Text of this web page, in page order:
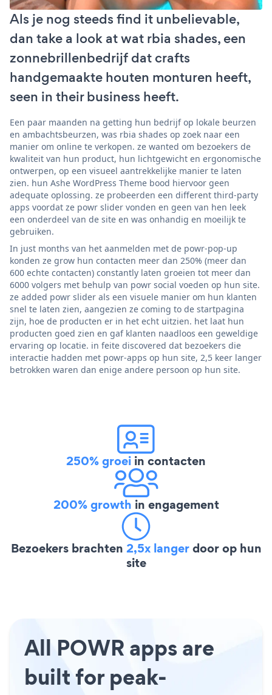
Als je nog steeds find it unbelievable,
dan take a look at wat rbia shades, een
zonnebrillenbedrijf dat crafts
handgemaakte houten monturen heeft,
seen in their business heeft.
Een paar maanden na getting hun bedrijf op lokale beurzen
en ambachtsbeurzen, was rbia shades op zoek naar een
manier om online te verkopen. ze wanted om bezoekers de
kwaliteit van hun product, hun lichtgewicht en ergonomische
ontwerpen, op een visueel aantrekkelijke manier te laten
zien. hun Ashe WordPress Theme bood hiervoor geen
adequate oplossing. ze probeerden een different third-party
apps voordat ze powr slider vonden en geen van hen leek
een onderdeel van de site en was onhandig en moeilijk te
gebruiken.
In just months van het aanmelden met de powr-pop-up
konden ze grow hun contacten meer dan 250% (meer dan
600 echte contacten) constantly laten groeien tot meer dan
6000 volgers met behulp van powr social voeden op hun site.
ze added powr slider als een visuele manier om hun klanten
snel te laten zien, aangezien ze coming to de startpagina
zijn, hoe de producten er in het echt uitzien. het laat hun
producten goed zien en gaf klanten naadloos een geweldige
ervaring op locatie. in feite discovered dat bezoekers die
interactie hadden met powr-apps op hun site, 2,5 keer langer
betrokken waren dan enige andere persoon op hun site.
250% groei in contacten
200% growth in engagement
Bezoekers brachten 2,5x langerdoor op hun
site
All POWR apps are
built for peak-